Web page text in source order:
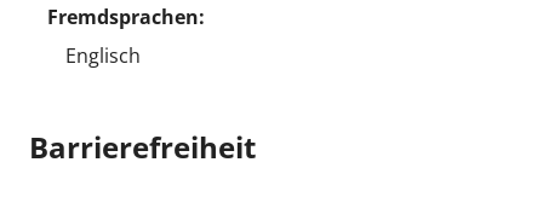
Fremdsprachen:
Englisch
Barrierefreiheit